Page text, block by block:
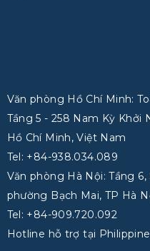
Văn phòng Hồ Chí Minh:
Tầng 5 - 258 Nam Kỳ Khởi
Hồ Chí Minh, Việt Nam
Tel: +84-938.034.089
Văn phòng Hà Nội: Tầng
phường Bạch Mai, TP Hà
Tel: +84-909.720.092
Hotline hỗ trợ tại